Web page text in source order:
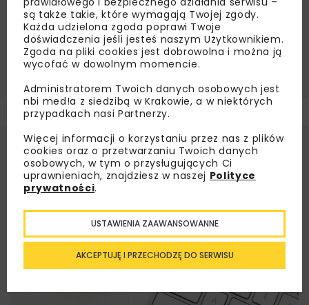
Mateusz Sikora
są także takie, które wymagają Twojej zgody.
Każda udzielona zgoda poprawi Twoje
doświadczenia jeśli jesteś naszym Użytkownikiem.
Zgoda na pliki cookies jest dobrowolna i można ją
wycofać w dowolnym momencie.
Administratorem Twoich danych osobowych jest
nbi med!a z siedzibą w Krakowie, a w niektórych
przypadkach nasi Partnerzy.
Więcej informacji o korzystaniu przez nas z plików
cookies oraz o przetwarzaniu Twoich danych
osobowych, w tym o przysługujących Ci
uprawnieniach, znajdziesz w naszej Polityce
prywatności.
AKCEPTUJĘ I PRZECHODZĘ DO SERWISU
USTAWIENIA ZAAWANSOWANNE